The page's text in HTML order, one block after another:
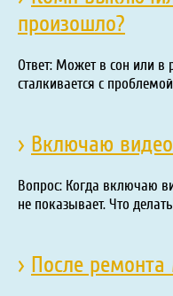
произошло?
Ответ: Может в сон или в
сталкивается с
› Включаю
Вопрос: Когда включаю
не показывает. Что
› После